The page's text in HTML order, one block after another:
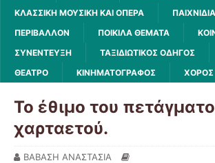
ΚΛΑΣΣΙΚΉ ΜΟΥΣΙΚΉ ΚΑΙ ΌΠΕΡΑ
ΠΑΙΧΝΊΔΙΑ
ΠΕΡΙΒΆΛΛΟΝ
ΠΟΙΚΊΛΑ ΘΈΜΑΤΑ
ΣΥΝΈΝΤΕΥΞΗ
ΤΑΞΙΔΙΩΤΙΚΌΣ ΟΔΗΓΌΣ
ΘΈΑΤΡΟ
ΚΙΝΗΜΑΤΟΓΡΆΦΟΣ ΧΟΡΌΣ
Το έθιμο του
χαρταετού.
ΒΑΒΑΣΗ ΑΝΑΣΤΑΣΙΑ